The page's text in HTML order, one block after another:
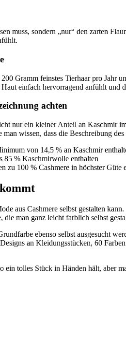
muss, sondern „nur“ den zarten
Gramm feinstes Tierhaar pro Jahr
einfach hervorragend anfühlt und
achten
nur ein kleiner Anteil an Kaschmir
wissen, dass die Beschreibung
von 14,5 % an Kaschmir
85 % Kaschmirwolle enthalten
zu 100 % Cashmere in höchster Güte
aus Cashmere selbst gestalten
man ganz leicht farblich selbst
ebenso selbst ausgesucht
an Kleidungsstücken, 60
tolles Stück in Händen hält, aber